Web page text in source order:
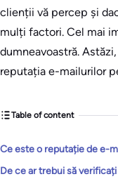
clienții vă percep și
mulți factori. Cel mai
dumneavoastră.
reputația e-mailurilor
Table of content
Ce este o reputație de e-
De ce ar trebui să